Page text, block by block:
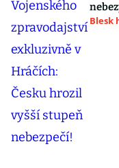
Blesk